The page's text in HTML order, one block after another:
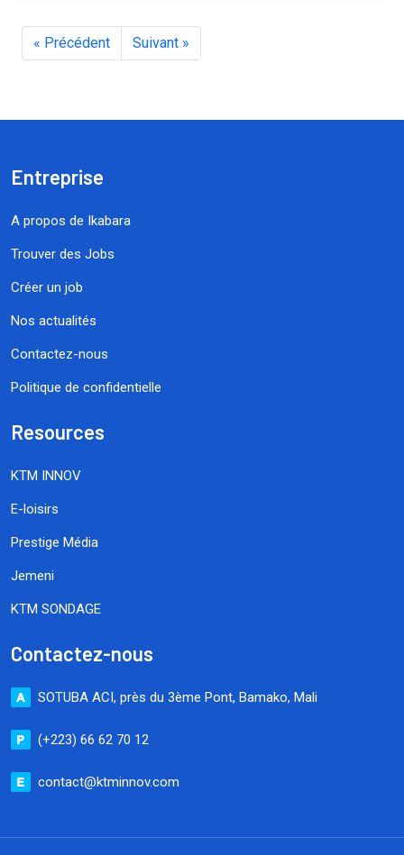
« Précédent Suivant »
Entreprise
A propos de Ikabara
Trouver des Jobs
Créer un job
Nos actualités
Contactez-nous
Politique de confidentielle
Resources
KTM INNOV
E-loisirs
Prestige Média
Jemeni
KTM SONDAGE
Contactez-nous
SOTUBA ACI, près du 3ème Pont, Bamako, Mali
(+223) 66 62 70 12
contact@ktminnov.com